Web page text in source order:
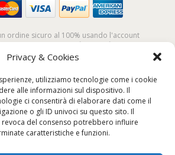
Privacy & Cookies
utilizziamo tecnologie come i cookie
alle informazioni sul dispositivo. Il
ci consentirà di elaborare dati come il
o gli ID univoci su questo sito. Il
revoca del consenso potrebbero influire
caratteristiche e funzioni.
ordine sicuro al 100% usando l'account
, oppure facendo unbonifico bancario